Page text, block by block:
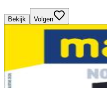
Bekijk Volgen